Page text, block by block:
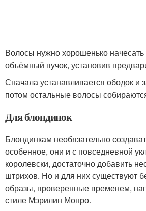
Волосы нужно хорошенько начесать
объёмный пучок, установив
Сначала устанавливается ободок и
потом остальные волосы
Для блондинок
Блондинкам необязательно
особенное, они и с повседневной
королевски, достаточно добавить
штрихов. Но и для них существуют
образы, проверенные временем,
стиле Мэрилин Монро.